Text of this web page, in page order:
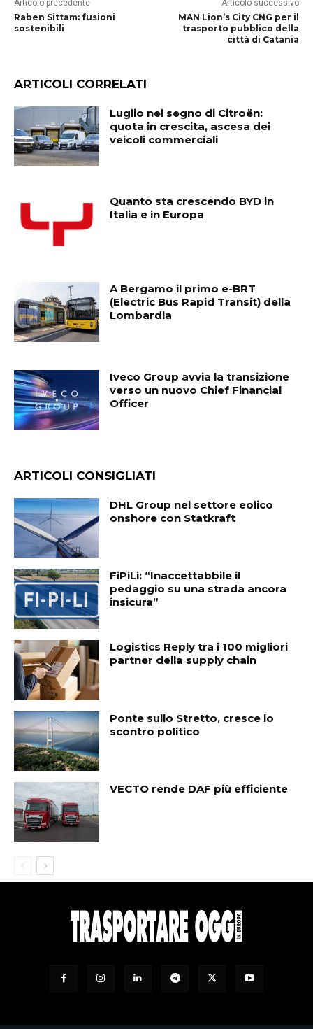
Articolo precedente
Raben Sittam: fusioni
sostenibili
Articolo successivo
MAN Lion’s City CNG per il
trasporto pubblico della
città di Catania
ARTICOLI CORRELATI
Luglio nel segno di Citroën:
quota in crescita, ascesa dei
veicoli commerciali
Quanto sta crescendo BYD in
Italia e in Europa
A Bergamo il primo e-BRT
(Electric Bus Rapid Transit) della
Lombardia
Iveco Group avvia la transizione
verso un nuovo Chief Financial
Officer
ARTICOLI CONSIGLIATI
DHL Group nel settore eolico
onshore con Statkraft
FiPiLi: “Inaccettabbile il
pedaggio su una strada ancora
insicura”
Logistics Reply tra i 100 migliori
partner della supply chain
Ponte sullo Stretto, cresce lo
scontro politico
VECTO rende DAF più efficiente